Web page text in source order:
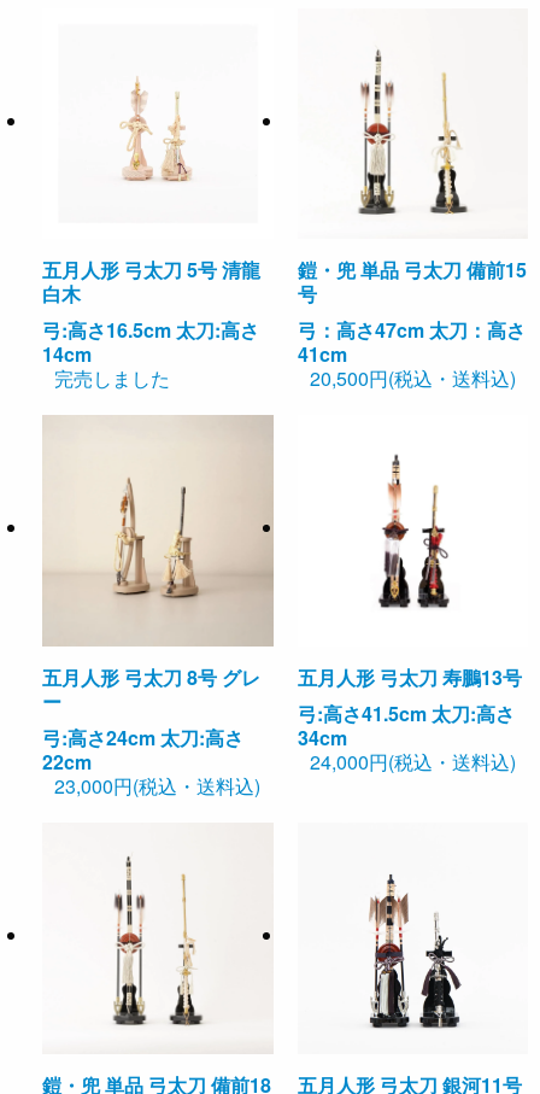
五月人形 弓太刀 5号 清龍
白木
弓:高さ16.5cm 太刀:高さ
14cm
完売しました
鎧・兜 単品 弓太刀 備前15
号
弓：高さ47cm 太刀：高さ
41cm
20,500円(税込・送料込)
五月人形 弓太刀 8号 グレ
ー
弓:高さ24cm 太刀:高さ
22cm
23,000円(税込・送料込)
五月人形 弓太刀 寿鵬13号
弓:高さ41.5cm 太刀:高さ
34cm
24,000円(税込・送料込)
鎧・兜 単品 弓太刀 備前18
五月人形 弓太刀 銀河11号